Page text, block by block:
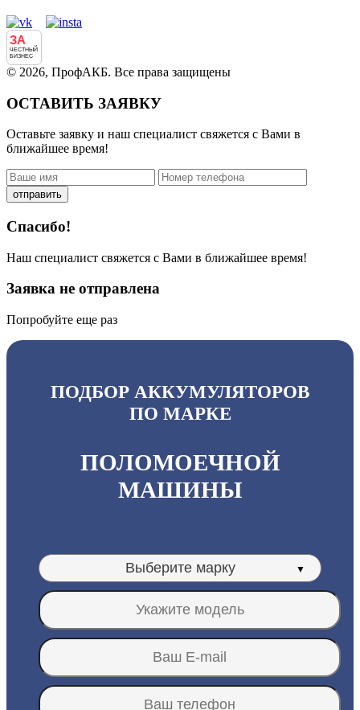
ЗА
ЧЕСТНЫЙ
БИЗНЕС
© 2026, ПрофАКБ. Все права защищены
ОСТАВИТЬ ЗАЯВКУ
Оставьте заявку и наш специалист свяжется с Вами в
ближайшее время!
отправить
Спасибо!
Наш специалист свяжется с Вами в ближайшее время!
Заявка не отправлена
Попробуйте еще раз
ПОДБОР АККУМУЛЯТОРОВ
ПО МАРКЕ
ПОЛОМОЕЧНОЙ
МАШИНЫ